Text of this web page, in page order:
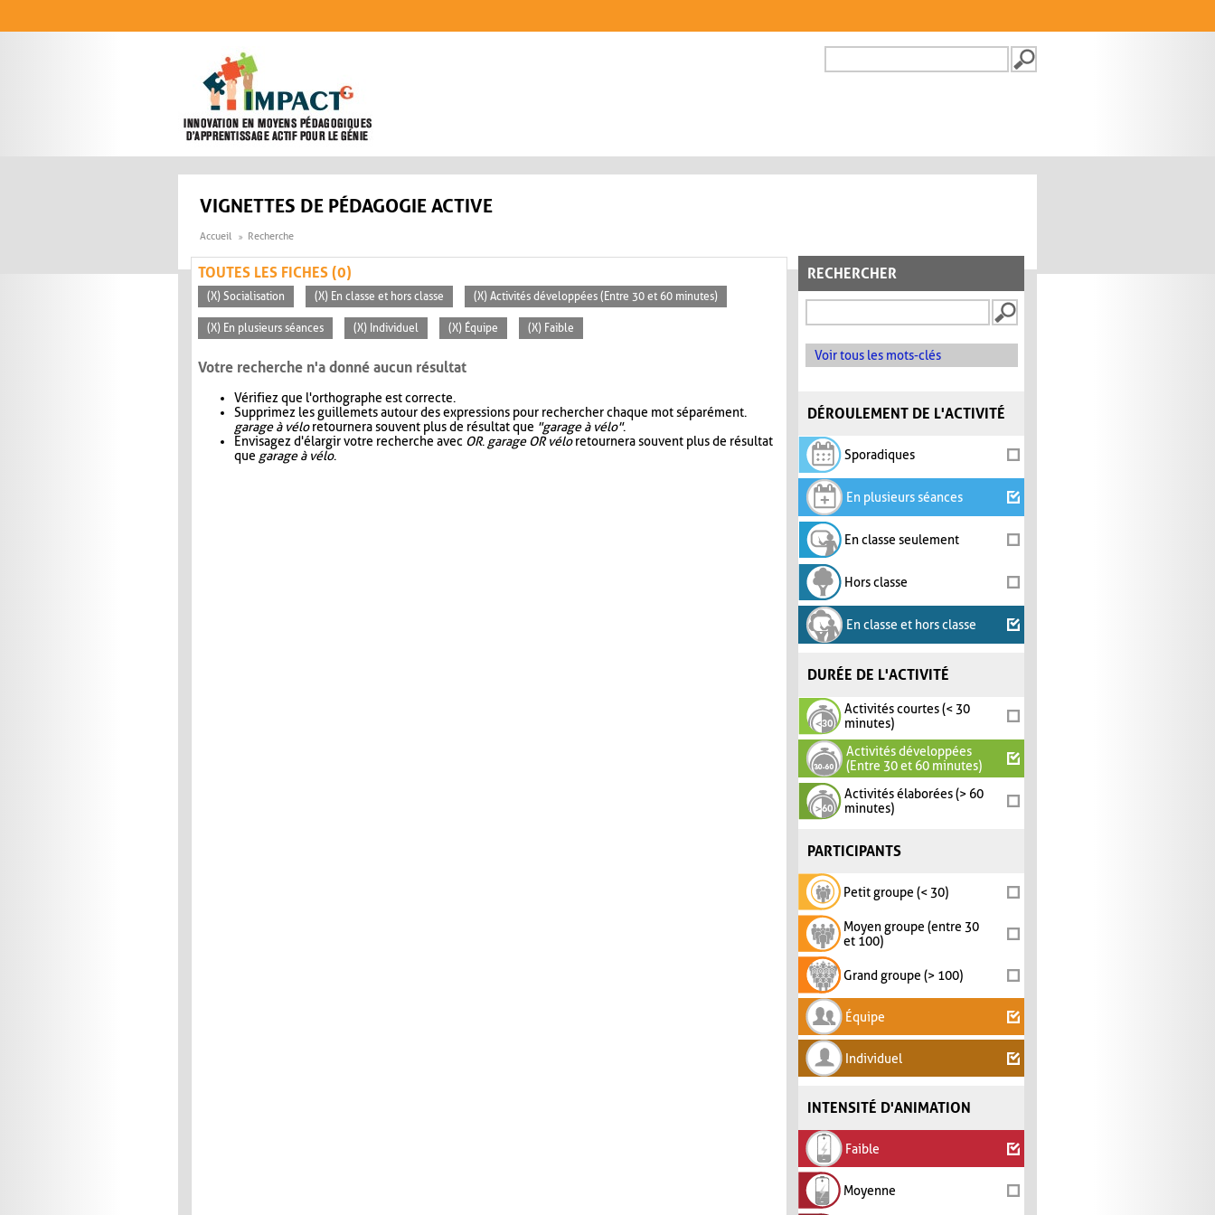
FORMULAIRE DE
VIGNETTES DE PÉDAGOGIE ACTIVE
Accueil Recherche
RECHERCHER
Voir tous les mots-clés
DÉROULEMENT DE L'ACTIVITÉ
Sporadiques
En plusieurs séances
En classe seulement
Hors classe
En classe et hors classe
DURÉE DE L'ACTIVITÉ
Activités courtes (< 30
minutes)
Activités développées
(Entre 30 et 60 minutes)
Activités élaborées (> 60
minutes)
PARTICIPANTS
Petit groupe (< 30)
Moyen groupe (entre 30
et 100)
Grand groupe (> 100)
Équipe
Individuel
INTENSITÉ D'ANIMATION
Faible
Moyenne
TOUTES LES FICHES (0)
(X) Socialisation (X) En classe et hors classe (X) Activités développées (Entre 30 et 60 minutes)
(X) En plusieurs séances (X) Individuel (X) Équipe (X) Faible
Votre recherche n'a donné aucun résultat
Vérifiez que l'orthographe est correcte.
Supprimez les guillemets autour des expressions pour rechercher chaque mot séparément.
garage à véloretournera souvent plus de résultat que "garage à vélo".
Envisagez d'élargir votre recherche avec OR. garage OR véloretournera souvent plus de résultat
que garage à vélo.